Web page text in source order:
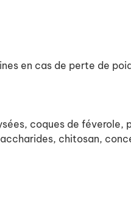
en cas de perte de
coques de féverole,
chitosan,